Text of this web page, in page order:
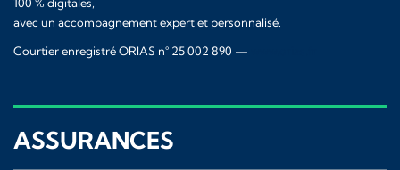
avec un accompagnement expert et personnalisé.
Courtier enregistré ORIAS n° 25 002 890 —
ASSURANCES